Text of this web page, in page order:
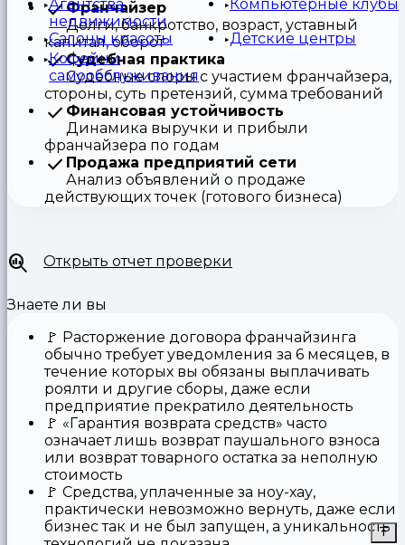
Агентства
недвижимости
Компьютерные клубы
Салоны красоты
Детские центры
Кофейни
самообслуживания
Франчайзер
Долги, банкротство, возраст, уставный
капитал, оборот
Судебная практика
Судебные споры с участием франчайзера,
стороны, суть претензий, сумма требований
Финансовая устойчивость
Динамика выручки и прибыли
франчайзера по годам
Продажа предприятий сети
Анализ объявлений о продаже
действующих точек (готового бизнеса)
Открыть отчет проверки
Знаете ли вы
🚩 Расторжение договора франчайзинга
обычно требует уведомления за 6 месяцев, в
течение которых вы обязаны выплачивать
роялти и другие сборы, даже если
предприятие прекратило деятельность
🚩 «Гарантия возврата средств» часто
означает лишь возврат паушального взноса
или возврат товарного остатка за неполную
стоимость
🚩 Средства, уплаченные за ноу-хау,
практически невозможно вернуть, даже если
бизнес так и не был запущен, а уникальность